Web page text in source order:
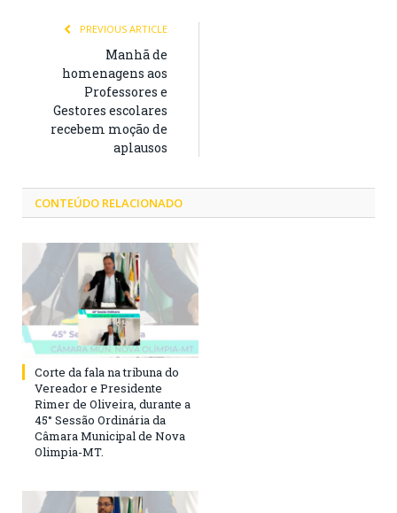
PREVIOUS ARTICLE
Manhã de
homenagens aos
Professores e
Gestores escolares
recebem moção de
aplausos
CONTEÚDO RELACIONADO
Corte da fala na tribuna do
Vereador e Presidente
Rimer de Oliveira, durante a
45° Sessão Ordinária da
Câmara Municipal de Nova
Olimpia-MT.